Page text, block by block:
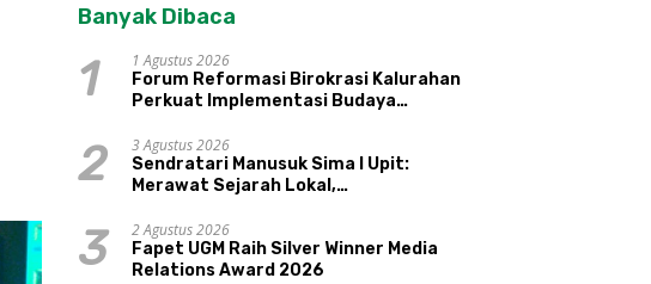
Banyak Dibaca
1
1 Agustus 2026
Forum Reformasi Birokrasi Kalurahan
Perkuat Implementasi Budaya
Kepamongan DIY
2
3 Agustus 2026
Sendratari Manusuk Sima I Upit:
Merawat Sejarah Lokal,
Pariwisata, dan Ekologi Klaten
3
2 Agustus 2026
Fapet UGM Raih Silver Winner Media
Relations Award 2026